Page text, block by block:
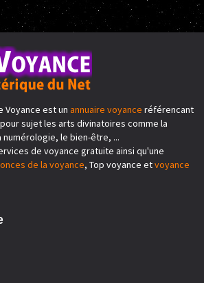
Voyance est un annuaire voyance référencant
sujet les arts divinatoires comme la
le bien-être, ...
de voyance gratuite ainsi qu'une
de la voyance, Top voyance etvoyance